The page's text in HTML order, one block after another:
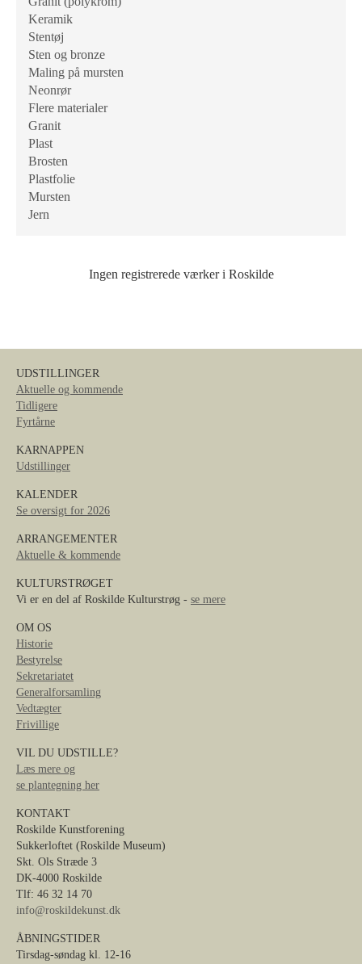
Keramik
Stentøj
Sten og bronze
Maling på mursten
Neonrør
Flere materialer
Granit
Plast
Brosten
Plastfolie
Mursten
Jern
Ingen registrerede værker i Roskilde
UDSTILLINGER
Aktuelle og kommende
Tidligere
Fyrtårne
KARNAPPEN
Udstillinger
KALENDER
Se oversigt for 2026
ARRANGEMENTER
Aktuelle & kommende
KULTURSTRØGET
Vi er en del af Roskilde Kulturstrøg - se mere
OM OS
Historie
Bestyrelse
Sekretariatet
Generalforsamling
Vedtægter
Frivillige
VIL DU UDSTILLE?
Læs mere og
se plantegning her
KONTAKT
Roskilde Kunstforening
Sukkerloftet (Roskilde Museum)
Skt. Ols Stræde 3
DK-4000 Roskilde
Tlf: 46 32 14 70
info@roskildekunst.dk
ÅBNINGSTIDER
Tirsdag-søndag kl. 12-16